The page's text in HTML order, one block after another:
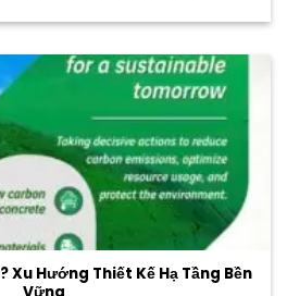
Xu Hướng Thiết Kế Hạ Tầng Bền
Vững